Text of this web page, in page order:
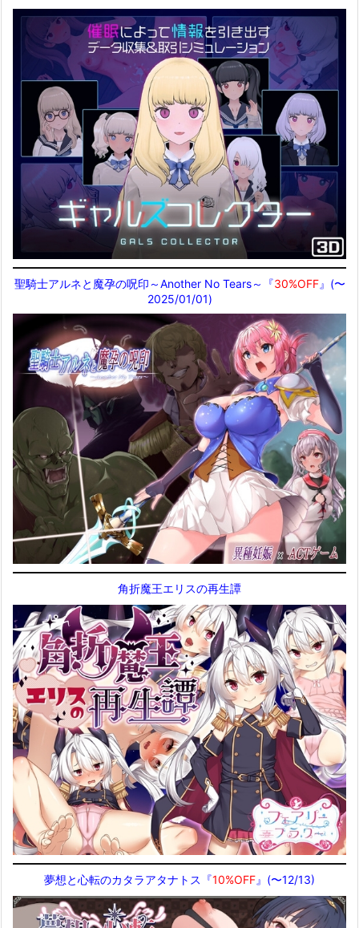
聖騎士アルネと魔孕の呪印～Another No Tears～『30%OFF』(〜
2025/01/01)
角折魔王エリスの再生譚
夢想と心転のカタラアタナトス『10%OFF』(〜12/13)